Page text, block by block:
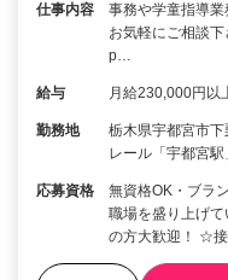
仕事内容
事務や学童指導業
お気軽にご相談
p…
給与 月給230,000円以
勤務地
栃木県宇都宮市
レール「宇都宮
応募資格
無資格OK・ブラ
職場を盛り上げ
の方大歓迎！ ☆